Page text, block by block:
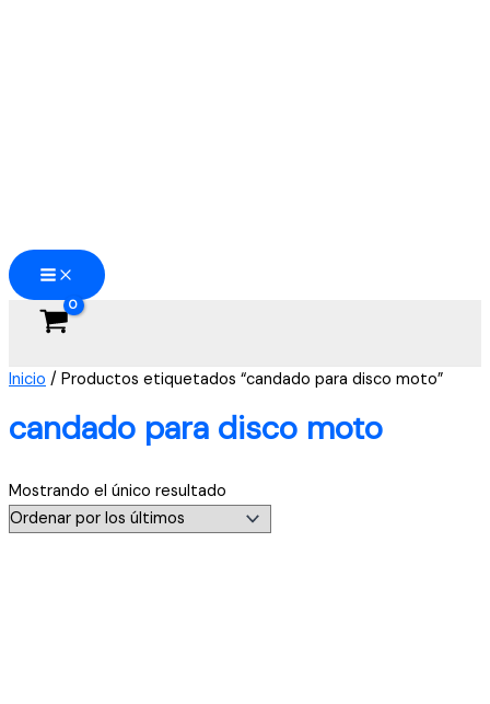
Inicio / Productos etiquetados “candado para disco moto”
candado para disco moto
Mostrando el único resultado